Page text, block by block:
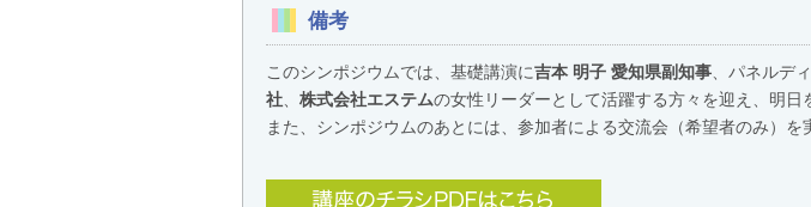
備考
このシンポジウムでは、基礎講演に吉本 明子 愛知県副知事、パネルデ
社、 株式会社エステムの女性リーダーとして活躍する方々を迎え、明日
また、シンポジウムのあとには、参加者による交流会（希望者のみ）を